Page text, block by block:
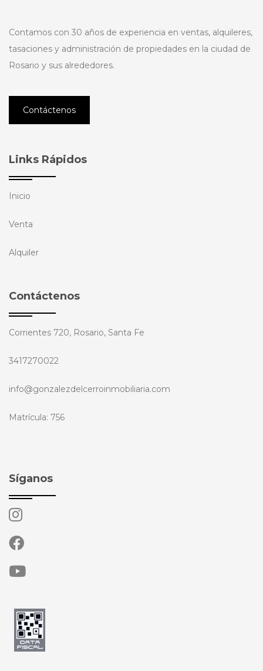
Contamos con 30 años de experiencia en ventas, alquileres,
tasaciones y administración de propiedades en la ciudad de
Rosario y sus alrededores.
Contáctenos
Links Rápidos
Inicio
Venta
Alquiler
Contáctenos
Corrientes 720, Rosario, Santa Fe
3417270022
info@gonzalezdelcerroinmobiliaria.com
Matrícula: 756
Síganos